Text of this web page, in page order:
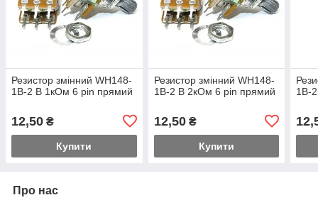
Резистор змінний WH148-
1B-2 B 1кОм 6 pin прямий
12,50 ₴
Купити
Резистор змінний WH148-
1B-2 B 2кОм 6 pin прямий
12,50₴
Купити
1B-
Про нас